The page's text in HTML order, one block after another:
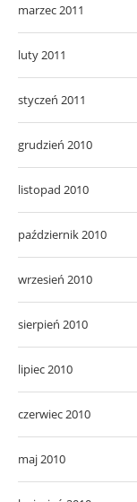
marzec 2011
luty 2011
styczeń 2011
grudzień 2010
listopad 2010
październik 2010
wrzesień 2010
sierpień 2010
lipiec 2010
czerwiec 2010
maj 2010